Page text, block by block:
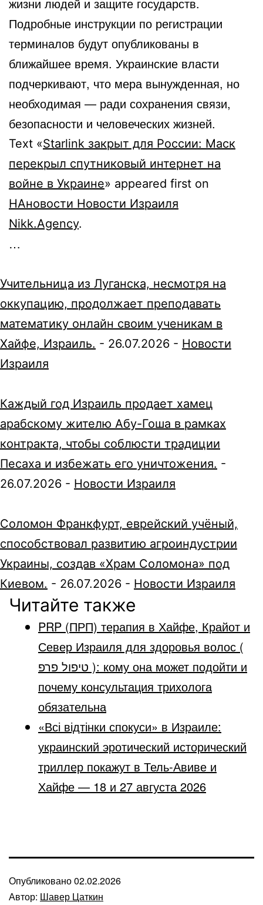
жизни людей и защите государств.
Подробные инструкции по регистрации
терминалов будут опубликованы в
ближайшее время. Украинские власти
подчеркивают, что мера вынужденная, но
необходимая — ради сохранения связи,
безопасности и человеческих жизней.
Text «Starlink закрыт для России: Маск
перекрыл спутниковый интернет на
войне в Украине» appeared first on
НАновости Новости Израиля
Nikk.Agency.
…
Учительница из Луганска, несмотря на
оккупацию, продолжает преподавать
математику онлайн своим ученикам в
Хайфе, Израиль. - 26.07.2026 - Новости
Израиля
Каждый год Израиль продает хамец
арабскому жителю Абу-Гоша в рамках
контракта, чтобы соблюсти традиции
Песаха и избежать его уничтожения. -
26.07.2026 - Новости Израиля
Соломон Франкфурт, еврейский учёный,
способствовал развитию агроиндустрии
Украины, создав «Храм Соломона» под
Киевом. - 26.07.2026 - Новости Израиля
Читайте также
PRP (ПРП) терапия в Хайфе, Крайот и
Север Израиля для здоровья волос (
טיפול פרפ ): кому она может подойти и
почему консультация трихолога
обязательна
«Всі відтінки спокуси» в Израиле:
украинский эротический исторический
триллер покажут в Тель-Авиве и
Хайфе — 18 и 27 августа 2026
Опубликовано02.02.2026
Автор: Шавер Цаткин